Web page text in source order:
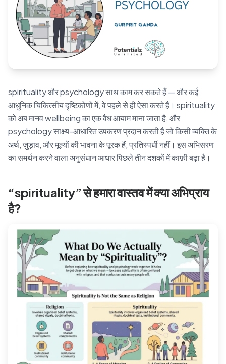
Book Appointment
spirituality और psychology साथ काम कर सकते हैं — और कई
आधुनिक चिकित्सीय दृष्टिकोणों में, वे पहले से ही ऐसा करते हैं। spirituality
को अब मानव wellbeing का एक वैध आयाम माना जाता है, और
psychology साक्ष्य-आधारित उपकरण प्रदान करती है जो किसी व्यक्ति के
अर्थ, जुड़ाव, और मूल्यों की भावना के पूरक हैं, प्रतिस्पर्धी नहीं। इस अभिसरण
का समर्थन करने वाला अनुसंधान आधार पिछले तीन दशकों में काफ़ी बढ़ा है।
“spirituality” से हमारा वास्तव में क्या अभिप्राय
है?